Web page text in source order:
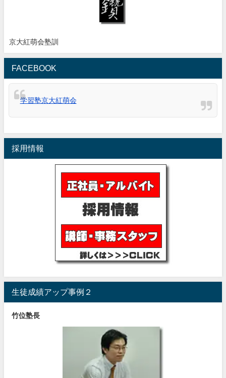
京大紅萌会塾訓
FACEBOOK
学習塾京大紅萌会
採用情報
生徒成績アップ事例２
竹位塾長